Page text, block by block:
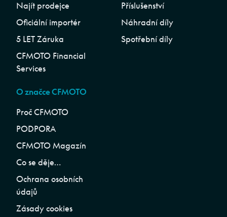
Najít prodejce
Oficiální importér
5 LET Záruka
CFMOTO Financial
Services
Příslušenství
Náhradní díly
Spotřební díly
O značce CFMOTO
Proč CFMOTO
PODPORA
CFMOTO Magazín
Co se děje…
Ochrana osobních
údajů
Zásady cookies